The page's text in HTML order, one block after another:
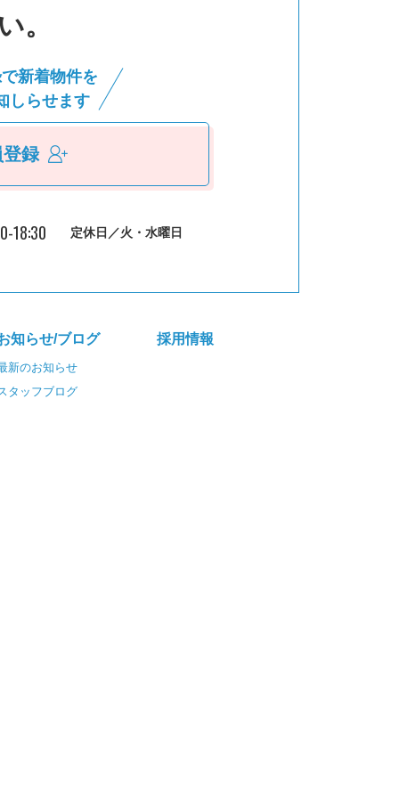
。
新着物件を
しらせます
録
18:30 定休日／火・水曜日
知らせ/ブログ
新のお知らせ
タッフブログ
採⽤情報